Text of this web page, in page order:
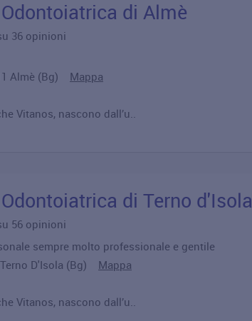
di Almè
36 opinioni
Almè (Bg) Mappa
Vitanos, nascono dall’u..
di Terno d'Isola
56 opinioni
sempre molto professionale e gentile
D'Isola (Bg) Mappa
Vitanos, nascono dall’u..